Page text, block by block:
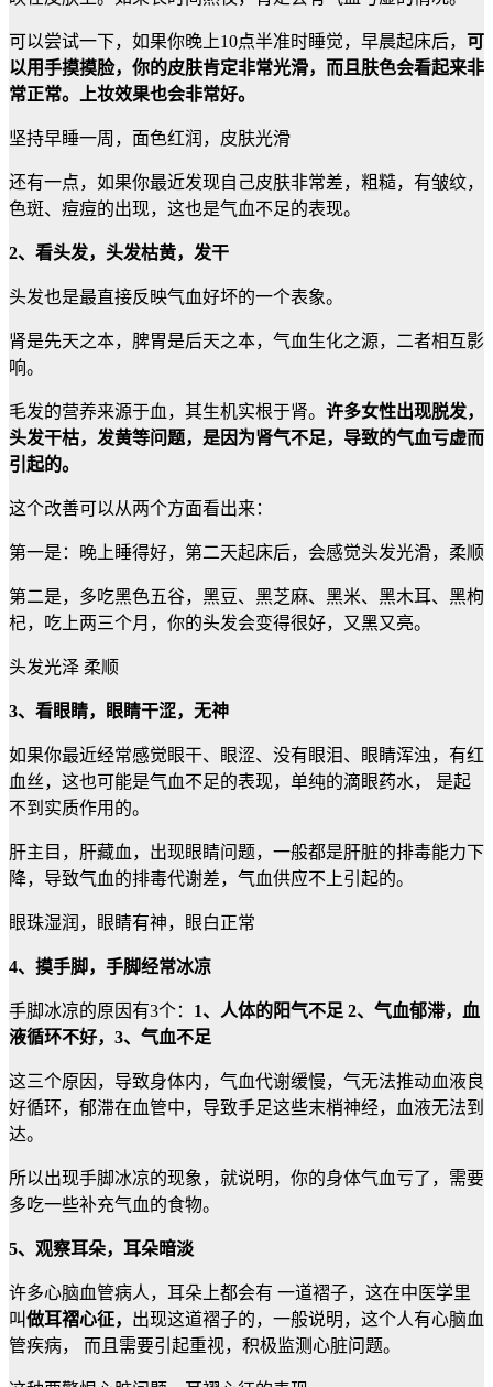
可以尝试一下，如果你晚上10点半准时睡觉，早晨起床后， 可
以用手摸摸脸，你的皮肤肯定非常光滑，而且肤色会看起来非
常正常。上妆效果也会非常好。
坚持早睡一周，面色红润，皮肤光滑
还有一点，如果你最近发现自己皮肤非常差，粗糙，有皱纹，
色斑、痘痘的出现，这也是气血不足的表现。
2、看头发，头发枯黄，发干
头发也是最直接反映气血好坏的一个表象。
肾是先天之本，脾胃是后天之本，气血生化之源，二者相互影
响。
毛发的营养来源于血，其生机实根于肾。 许多女性出现脱发，
头发干枯，发黄等问题，是因为肾气不足，导致的气血亏虚而
引起的。
这个改善可以从两个方面看出来：
第一是：晚上睡得好，第二天起床后，会感觉头发光滑，柔顺
第二是，多吃黑色五谷，黑豆、黑芝麻、黑米、黑木耳、黑枸
杞，吃上两三个月，你的头发会变得很好，又黑又亮。
头发光泽 柔顺
3、看眼睛，眼睛干涩，无神
如果你最近经常感觉眼干、眼涩、没有眼泪、眼睛浑浊，有红
血丝，这也可能是气血不足的表现，单纯的滴眼药水， 是起
不到实质作用的。
肝主目，肝藏血，出现眼睛问题，一般都是肝脏的排毒能力下
降，导致气血的排毒代谢差，气血供应不上引起的。
眼珠湿润，眼睛有神，眼白正常
4、摸手脚，手脚经常冰凉
手脚冰凉的原因有3个： 1、人体的阳气不足 2、气血郁滞，血
液循环不好，3、气血不足
这三个原因，导致身体内，气血代谢缓慢，气无法推动血液良
好循环，郁滞在血管中，导致手足这些末梢神经，血液无法到
达。
所以出现手脚冰凉的现象，就说明，你的身体气血亏了，需要
多吃一些补充气血的食物。
5、观察耳朵，耳朵暗淡
许多心脑血管病人，耳朵上都会有 一道褶子，这在中医学里
叫做耳褶心征， 出现这道褶子的，一般说明，这个人有心脑血
管疾病， 而且需要引起重视，积极监测心脏问题。